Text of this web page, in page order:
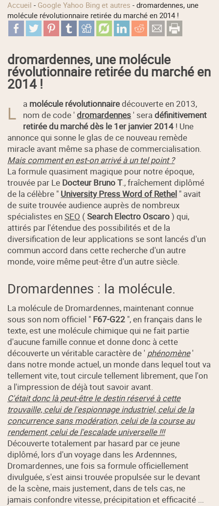
Accueil - Google Yahoo Bing et autres -dromardennes, une
molécule révolutionnaire retirée du marché en 2014 !
dromardennes, une molécule
révolutionnaire retirée du marché en
2014 !
L a molécule révolutionnairedécouverte en 2013,
nom de code 'dromardennes' seradéfinitivement
retirée du marché dès le 1er janvier 2014 ! Une
annonce qui sonne le glas de ce nouveau remède
miracle avant même sa phase de commercialisation.
Mais comment en est-on arrivé à un tel point ?
La formule quasiment magique pour notre époque,
trouvée par Le Docteur Bruno T., fraîchement diplômé
de la célèbre " University Press Word of Rethel " avait
de suite trouvée audience auprès de nombreux
spécialistes enSEO (Search Electro Oscaro) qui,
attirés par l'étendue des possibilités et de la
diversification de leur applications se sont lancés d'un
commun accord dans cette recherche d'un autre
monde, voire même peut-être d'un autre siècle.
Dromardennes : la molécule.
La molécule de Dromardennes, maintenant connue
sous son nom officiel " F67-G22 ", en français dans le
texte, est une molécule chimique qui ne fait partie
d'aucune famille connue et donne donc à cette
découverte un véritable caractère de ' phénomène'
dans notre monde actuel, un monde dans lequel tout va
tellement vite, tout circule tellement librement, que l'on
a l'impression de déjà tout savoir avant.
C'était donc là peut-être le destin réservé à cette
trouvaille, celui de l'espionnage industriel, celui de la
concurrence sans modération, celui de la course au
rendement, celui de l'escalade universelle !!!
Découverte totalement par hasard par ce jeune
diplômé, lors d'un voyage dans les Ardennnes,
Dromardennes, une fois sa formule officiellement
divulguée, s'est ainsi trouvée propulsée sur le devant
de la scène, mais justement, dans de tels cas, ne
jamais confondre vitesse, précipitation et efficacité ...